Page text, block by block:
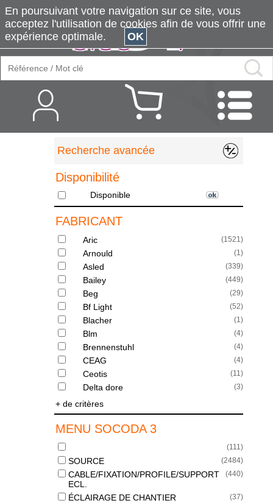
Recherche avancée
Disponibilité
Disponible
FABRICANT
Aric (1521)
Arnould (1)
Asled (339)
Bailey (449)
Beg (29)
Bf Light (52)
Blacher (1)
Blm (4)
Brennenstuhl (4)
CEAG (4)
Ceotis (11)
Delta dore (3)
+ de critères
MENU SOCODA 3
(111)
SOURCE (2484)
CABLE/FIXATION/PROFILE/SUPPORT
ECL.
(440)
ÉCLAIRAGE DE CHANTIER (37)
En poursuivant votre navigation sur ce site, vous
acceptez l'utilisation de cookies afin de vous offrir une
expérience optimale.
OK